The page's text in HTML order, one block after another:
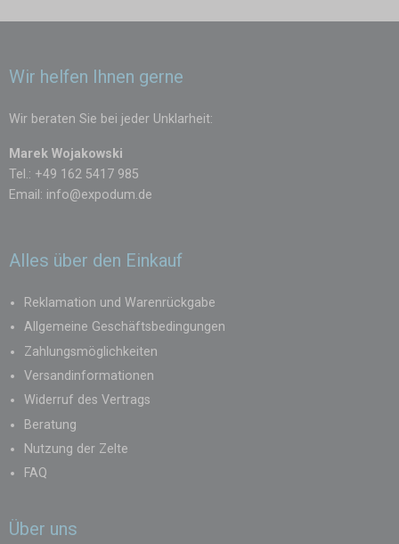
Wir helfen Ihnen gerne
Wir beraten Sie bei jeder Unklarheit:
Marek Wojakowski
Tel.: +49 162 5417 985
Email: info@expodum.de
Alles über den Einkauf
Reklamation und Warenrückgabe
Allgemeine Geschäftsbedingungen
Zahlungsmöglichkeiten
Versandinformationen
Widerruf des Vertrags
Beratung
Nutzung der Zelte
FAQ
Über uns